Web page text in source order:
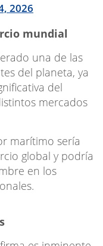
2026
mundial
una de las
del planeta, ya
del
mercados
marítimo sería
global y podría
en los